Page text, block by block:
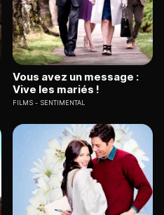
Vous avez un message :
Vive les mariés !
FILMS SENTIMENTAL